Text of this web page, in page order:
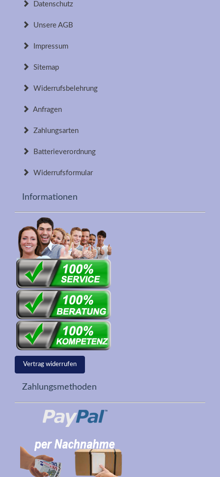
Datenschutz
Unsere AGB
Impressum
Sitemap
Widerrufsbelehrung
Anfragen
Zahlungsarten
Batterieverordnung
Widerrufsformular
Informationen
Vertrag widerrufen
Zahlungsmethoden